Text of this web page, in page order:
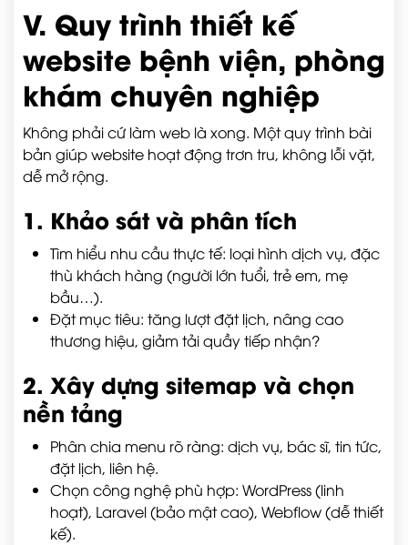
V. Quy trình thiết kế
website bệnh viện, phòng
khám chuyên nghiệp
Không phải cứ làm web là xong. Một quy trình bài
bản giúp website hoạt động trơn tru, không lỗi vặt,
dễ mở rộng.
1. Khảo sát và phân tích
Tìm hiểu nhu cầu thực tế: loại hình dịch vụ, đặc
thù khách hàng (người lớn tuổi, trẻ em, mẹ
bầu…).
Đặt mục tiêu: tăng lượt đặt lịch, nâng cao
thương hiệu, giảm tải quầy tiếp nhận?
2. Xây dựng sitemap và chọn
nền tảng
Phân chia menu rõ ràng: dịch vụ, bác sĩ, tin tức,
đặt lịch, liên hệ.
Chọn công nghệ phù hợp: WordPress (linh
hoạt), Laravel (bảo mật cao), Webflow (dễ thiết
kế).